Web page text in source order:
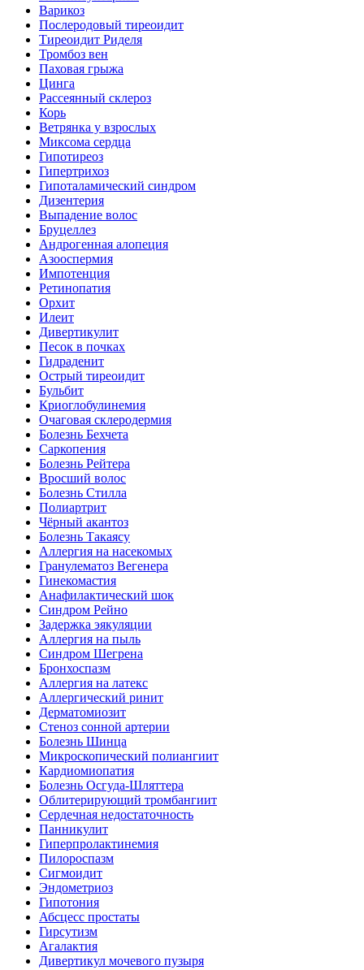
Варикоз
Послеродовый тиреоидит
Тиреоидит Риделя
Тромбоз вен
Паховая грыжа
Цинга
Рассеянный склероз
Корь
Ветрянка у взрослых
Миксома сердца
Гипотиреоз
Гипертрихоз
Гипоталамический синдром
Дизентерия
Выпадение волос
Бруцеллез
Андрогенная алопеция
Азооспермия
Импотенция
Ретинопатия
Орхит
Илеит
Дивертикулит
Песок в почках
Гидраденит
Острый тиреоидит
Бульбит
Криоглобулинемия
Очаговая склеродермия
Болезнь Бехчета
Саркопения
Болезнь Рейтера
Вросший волос
Болезнь Стилла
Полиартрит
Чёрный акантоз
Болезнь Такаясу
Аллергия на насекомых
Гранулематоз Вегенера
Гинекомастия
Анафилактический шок
Синдром Рейно
Задержка эякуляции
Аллергия на пыль
Синдром Шегрена
Бронхоспазм
Аллергия на латекс
Аллергический ринит
Дерматомиозит
Стеноз сонной артерии
Болезнь Шинца
Микроскопический полиангиит
Кардиомиопатия
Болезнь Осгуда-Шляттера
Облитерирующий тромбангиит
Сердечная недостаточность
Панникулит
Гиперпролактинемия
Пилороспазм
Сигмоидит
Эндометриоз
Гипотония
Абсцесс простаты
Гирсутизм
Агалактия
Дивертикул мочевого пузыря